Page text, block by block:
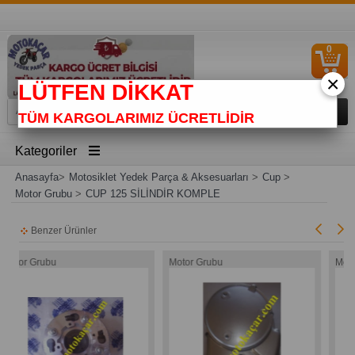
0
Kategoriler
Anasayfa> Motosiklet Yedek Parça & Aksesuarları > Cup>
Motor Grubu> CUP 125 SİLİNDİR KOMPLE
Benzer Ürünler
×
LÜTFEN DİKKAT
TÜM KARGOLARIMIZ ÜCRETLİDİR